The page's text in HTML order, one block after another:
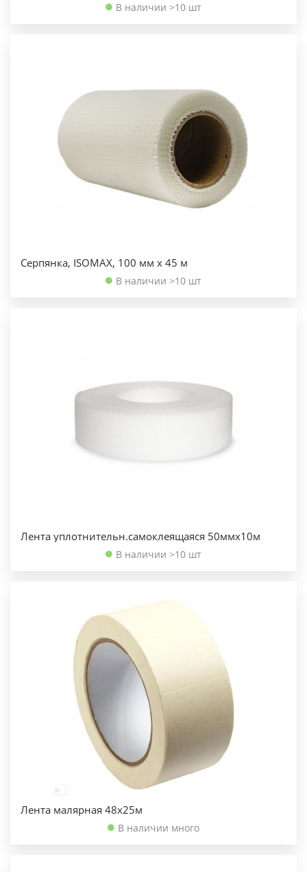
В наличии >10 шт
Серпянка, ISOMAX, 100 мм х 45 м
В наличии >10 шт
Лента уплотнительн.самоклеящаяся 50ммх10м
В наличии >10 шт
Лента малярная 48х25м
В наличии много